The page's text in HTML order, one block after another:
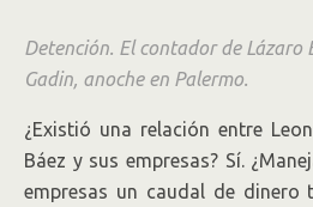
Detención. El contador de Lázaro
Gadin, anoche en Palermo.
¿Existió una relación entre
Báez y sus empresas? Sí.
empresas un caudal de dinero